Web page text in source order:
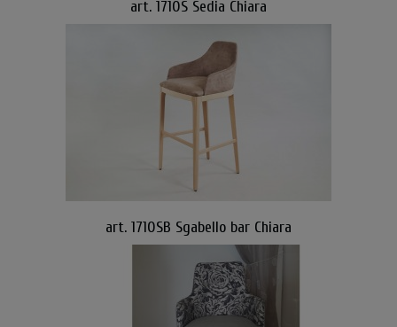
art. 1710S Sedia Chiara
art. 1710SB Sgabello bar Chiara